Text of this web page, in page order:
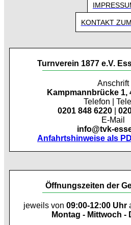
KONTAKT
Turnverein 1877 e.V.
Anschrift
Kampmannbrücke 1,
Telefon |
0201 848 6220
E-Mail
info@tvk-
Anfahrtshinweise als
Öffnungszeiten der
jeweils von 09:00-12:00 Uhr
Montag - Mittwoch -